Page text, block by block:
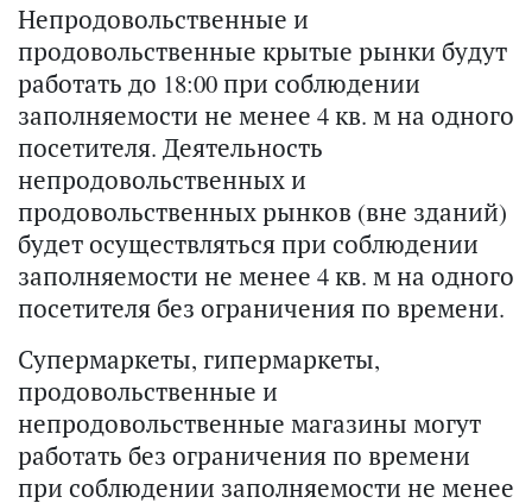
Непродовольственные и
продовольственные крытые рынки будут
работать до 18:00 при соблюдении
заполняемости не менее 4 кв. м на одного
посетителя. Деятельность
непродовольственных и
продовольственных рынков (вне зданий)
будет осуществляться при соблюдении
заполняемости не менее 4 кв. м на одного
посетителя без ограничения по времени.
Супермаркеты, гипермаркеты,
продовольственные и
непродовольственные магазины могут
работать без ограничения по времени
при соблюдении заполняемости не менее